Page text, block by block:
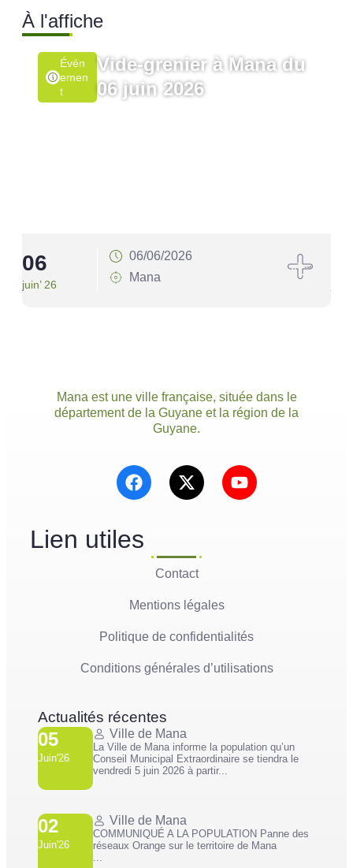
À l'affiche
Évén
Emen
T
Vide-grenier à Mana du
06 juin 2026
06
juin’ 26
06/06/2026
Mana
Mana est une ville française, située dans le
département de la Guyane et la région de la
Guyane.
Lien utiles
Contact
Mentions légales
Politique de confidentialités
Conditions générales d’utilisations
Actualités récentes
05
Juin'26
Ville de Mana
La Ville de Mana informe la population qu’un
Conseil Municipal Extraordinaire se tiendra le
vendredi 5 juin 2026 à partir...
02
Juin'26
Ville de Mana
COMMUNIQUÉ A LA POPULATION Panne des
réseaux Orange sur le territoire de Mana
...